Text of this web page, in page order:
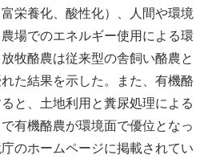
富栄養化 、酸性化）、人間や環境
場でのエネルギー使用による環
牧酪農は従来型の舎飼い酪農と
た結果を示した。また、有機酪
と、土地利用と糞尿処理による
有機酪農が環境面で優位となっ
のホームページに掲載されてい